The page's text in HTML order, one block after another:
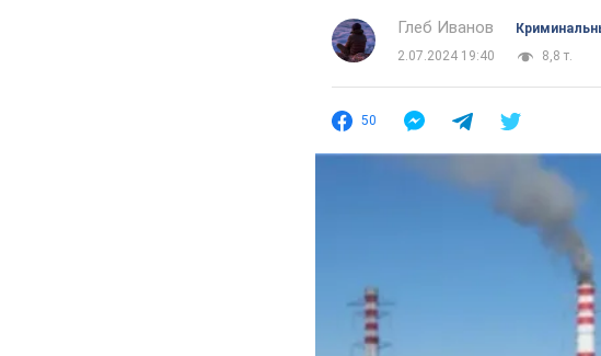
Глеб Иванов
2.07.2024 19:40
8,8 т.
50